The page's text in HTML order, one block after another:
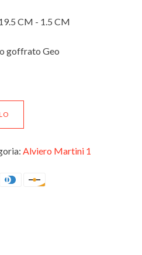
CM - 1.5 CM
goffrato Geo
Alviero Martini 1